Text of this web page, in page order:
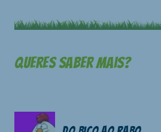
Queres saber mais?